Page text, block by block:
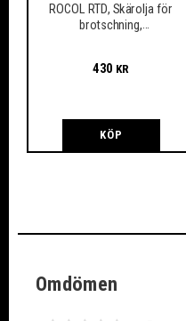
ROCOL RTD, Skärolja för
brotschning,
430 KR
KÖP
Omdömen